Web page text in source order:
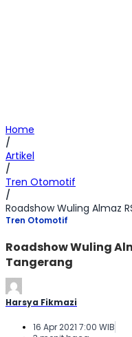
Home
/
Artikel
/
Tren Otomotif
/
Roadshow Wuling Almaz
Tren Otomotif
Roadshow Wuling
Tangerang
Harsya Fikmazi
16 Apr 2021 7:00 WIB